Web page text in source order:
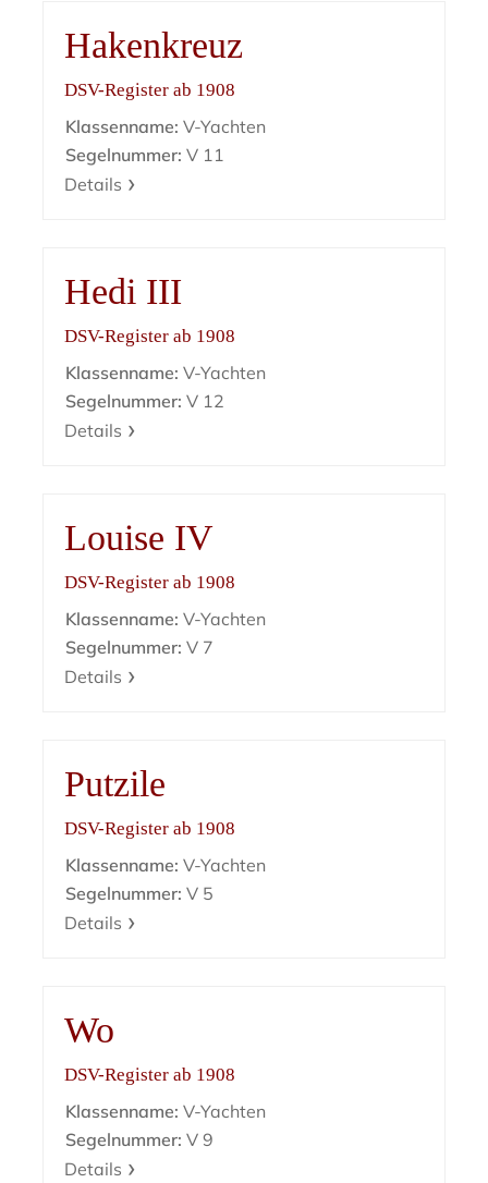
Hakenkreuz
DSV-Register ab 1908
Klassenname: V-Yachten
Segelnummer: V 11
Details
Hedi III
DSV-Register ab 1908
Klassenname: V-Yachten
Segelnummer: V 12
Details
Louise IV
DSV-Register ab 1908
Klassenname: V-Yachten
Segelnummer: V 7
Details
Putzile
DSV-Register ab 1908
Klassenname: V-Yachten
Segelnummer: V 5
Details
Wo
DSV-Register ab 1908
Klassenname: V-Yachten
Segelnummer: V 9
Details